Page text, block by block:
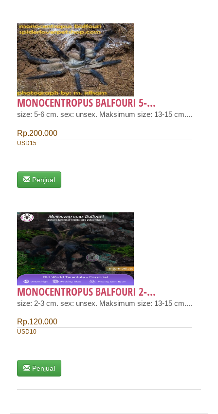
MONOCENTROPUS BALFOURI 5-...
size: 5-6 cm. sex: unsex. Maksimum size: 13-15 cm....
Rp.200.000
USD15
Penjual
MONOCENTROPUS BALFOURI 2-...
size: 2-3 cm. sex: unsex. Maksimum size: 13-15 cm....
Rp.120.000
USD10
Penjual